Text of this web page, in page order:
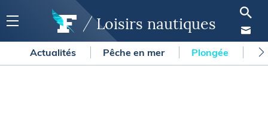
Loisirs nautiques
Actualités Pêche en mer Plongée